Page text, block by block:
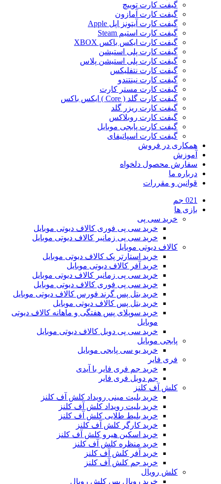
گیفت کارت توییچ
گیفت کارت آمازون
گیفت کارت آیتونز اپل Apple
گیفت کارت استیم Steam
گیفت کارت ایکس باکس XBOX
گیفت کارت پلی استیشن
گیفت کارت پلی استیشن پلاس
گیفت کارت نتفلیکس
گیفت کارت نینتندو
گیفت کارت مستر کارت
گیفت کارت گلد ( Core ) ایکس باکس
گیفت کارت ریزر گلد
گیفت کارت روبلاکس
گیفت کارت پابجی موبایل
گیفت کارت اسپاتیفای
همکاری در فروش
آموزش
سفارش محصول دلخواه
درباره ما
قوانین و مقررات
021 جم
بازی ها
خرید سی پی
خرید سی پی فوری کالاف دیوتی موبایل
خرید سی پی زمانبر کالاف دیوتی موبایل
کالاف دیوتی موبایل
خرید استارتر پک کالاف دیوتی موبایل
خرید آفر کالاف دیوتی موبایل
خرید سی پی زمانبر کالاف دیوتی موبایل
خرید سی پی فوری کالاف دیوتی موبایل
خرید بتل پس گرند فورس کالاف دیوتی موبایل
خرید بتل پس کالاف دیوتی موبایل
خرید سوپلای پس هفتگی و ماهانه کالاف دیوتی
موبایل
خرید سی پی دوبل کالاف دیوتی موبایل
پابجی موبایل
خرید یو سی پابجی موبایل
فری فایر
خرید جم فری فایر با آیدی
جم دوبل فری فایر
کلش آف کلنز
خرید بلیت مینی رویداد کلش آف کلنز
خرید بلیت رویداد کلش آف کلنز
خرید بلیط طلایی کلش آف کلنز
خرید کارگر کلش آف کلنز
خرید اسکین هیرو کلش آف کلنز
خرید منظره کلش آف کلنز
خرید آفر کلش آف کلنز
خرید جم کلش آف کلنز
کلش رویال
خرید رویال پس کلش رویال